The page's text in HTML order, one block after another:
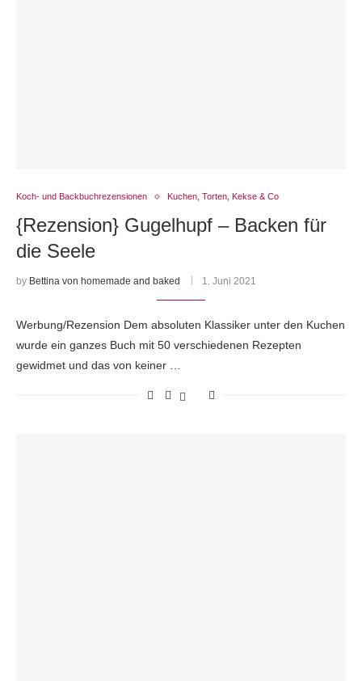
Koch- und Backbuchrezensionen Kuchen, Torten, Kekse & Co
{Rezension} Gugelhupf – Backen für
die Seele
by Bettina von homemade and baked 1. Juni 2021
Werbung/Rezension Dem absoluten Klassiker unter den Kuchen
wurde ein ganzes Buch mit 50 verschiedenen Rezepten
gewidmet und das von keiner …